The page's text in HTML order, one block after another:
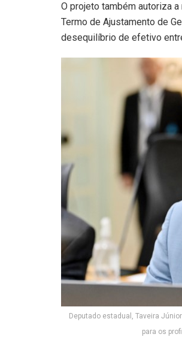
O projeto também autoriza
Termo de Ajustamento de
desequilíbrio de efetivo
Deputado estadual, Taveira
para os